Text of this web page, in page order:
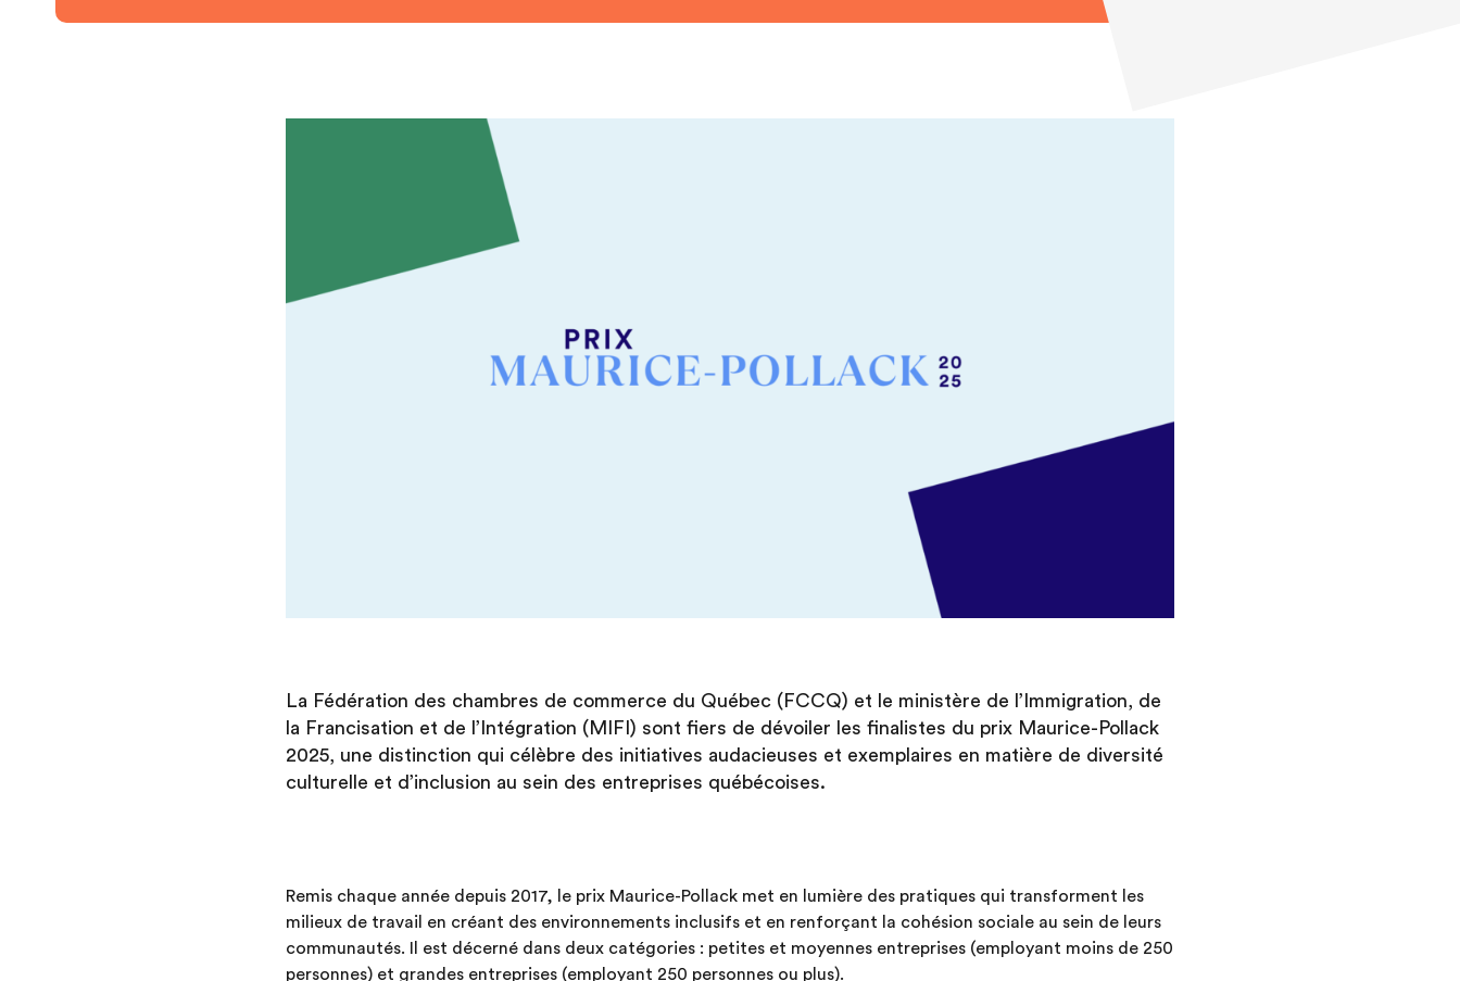
La Fédération des chambres de commerce du Québec (FCCQ) et le ministère de l’Immigration, de
la Francisation et de l’Intégration (MIFI) sont fiers de dévoiler les finalistes du prix Maurice-Pollack
2025, une distinction qui célèbre des initiatives audacieuses et exemplaires en matière de diversité
culturelle et d’inclusion au sein des entreprises québécoises.
Remis chaque année depuis 2017, le prix Maurice-Pollack met en lumière des pratiques qui transforment les
milieux de travail en créant des environnements inclusifs et en renforçant la cohésion sociale au sein de leurs
communautés. Il est décerné dans deux catégories : petites et moyennes entreprises (employant moins de 250
personnes) et grandes entreprises (employant 250 personnes ou plus).